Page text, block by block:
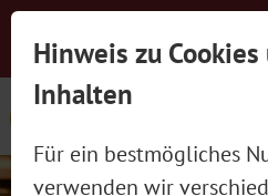
Hinweis zu
Inhalten
Für ein bestmögliches
verwenden wir